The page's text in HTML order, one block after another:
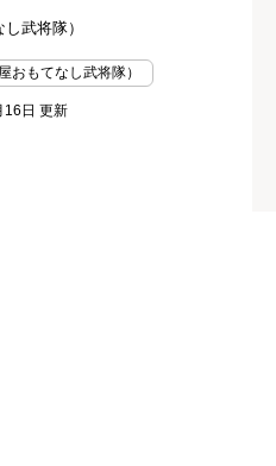
武将隊）
おもてなし武将隊）
16日 更新